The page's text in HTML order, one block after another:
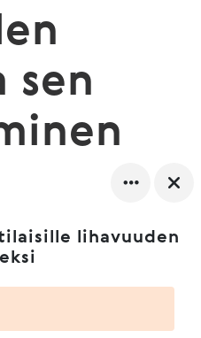
sen
lihavuuden